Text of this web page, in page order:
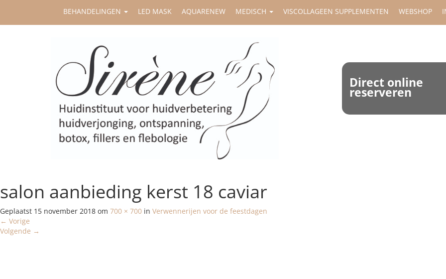
BEHANDELINGEN LED MASK AQUARENEW MEDISCH VISCOLLAGEEN SUPPLEMENTEN WEBSHOP
Direct online
reserveren
salon aanbieding kerst 18 caviar
Geplaatst 15 november 2018 om 700 × 700 in Verwennerijen voor de feestdagen
← Vorige
Volgende →